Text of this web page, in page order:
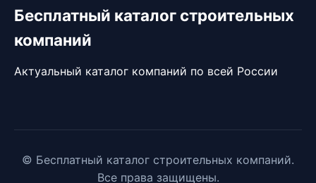
Бесплатный каталог строительных
компаний
Актуальный каталог компаний по всей России
© Бесплатный каталог строительных компаний.
Все права защищены.